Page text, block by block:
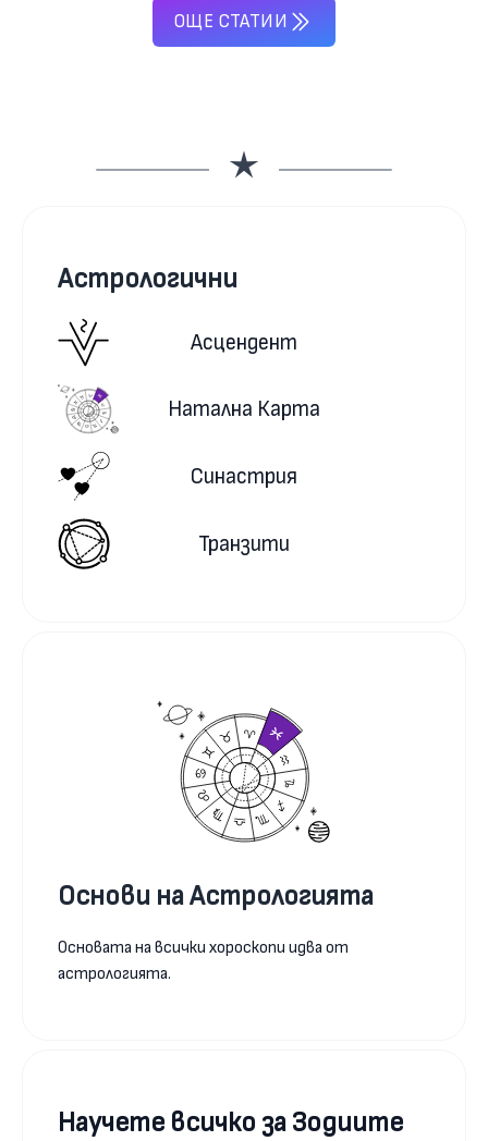
ОЩЕ СТАТИИ
Астрологични
Асцендент
Натална Карта
Синастрия
Транзити
Основи на Астрологията
Основата на всички хороскопи идва от
астрологията.
Научете всичко за Зодиите